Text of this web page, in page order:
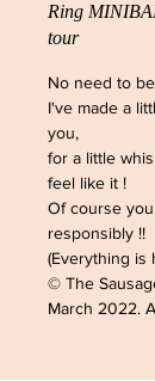
Ring
tour
No need to
I've made a
you,
for a little
feel like it !
Of course
responsibly !!
(Everything is
© The
March 2022.